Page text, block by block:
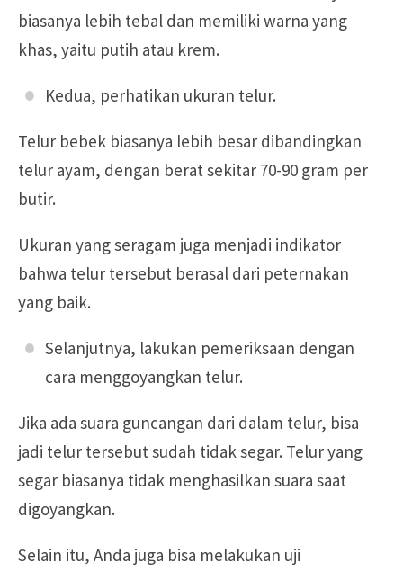
biasanya lebih tebal dan memiliki warna yang
khas, yaitu putih atau krem.
Kedua, perhatikan ukuran telur.
Telur bebek biasanya lebih besar dibandingkan
telur ayam, dengan berat sekitar 70-90 gram per
butir.
Ukuran yang seragam juga menjadi indikator
bahwa telur tersebut berasal dari peternakan
yang baik.
Selanjutnya, lakukan pemeriksaan dengan
cara menggoyangkan telur.
Jika ada suara guncangan dari dalam telur, bisa
jadi telur tersebut sudah tidak segar. Telur yang
segar biasanya tidak menghasilkan suara saat
digoyangkan.
Selain itu, Anda juga bisa melakukan uji